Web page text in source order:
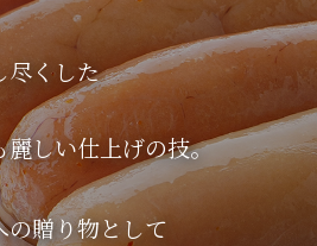
尽くした
麗しい仕上げの技。
の贈り物として